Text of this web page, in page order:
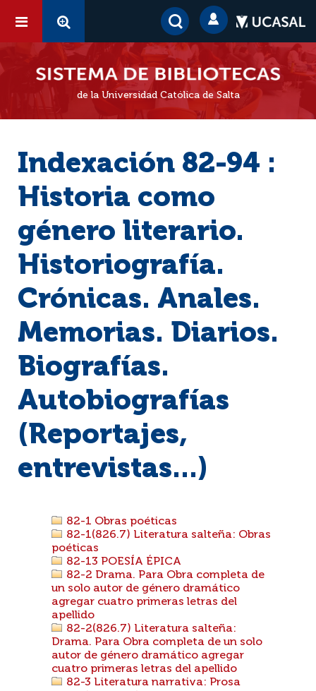
de la Universidad Católica de Salta
Indexación 82-94 :
Historia como
género literario.
Historiografía.
Crónicas. Anales.
Memorias. Diarios.
Biografías.
Autobiografías
(Reportajes,
entrevistas...)
82-1 Obras poéticas
82-1(826.7) Literatura salteña: Obras
poéticas
82-13 POESÍA ÉPICA
82-2 Drama. Para Obra completa de
un solo autor de género dramático
agregar cuatro primeras letras del
apellido
82-2(826.7) Literatura salteña:
Drama. Para Obra completa de un solo
autor de género dramático agregar
cuatro primeras letras del apellido
82-3 Literatura narrativa: Prosa